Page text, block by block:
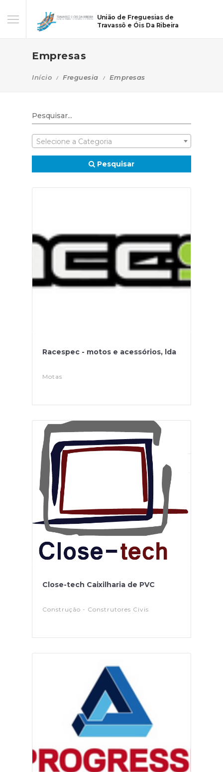
União de Freguesias de
Travassô e Óis Da Ribeira
Empresas
Início Freguesia Empresas
Selecione a Categoria
Pesquisar
Racespec - motos e acessórios, lda
Motas
Close-tech Caixilharia de PVC
Construção - Construtores Civis